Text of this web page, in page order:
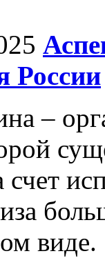
России
–
виде.